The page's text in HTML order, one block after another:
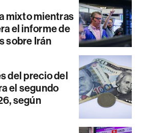
mixto mientras
el informe de
sobre Irán
del precio del
el segundo
según